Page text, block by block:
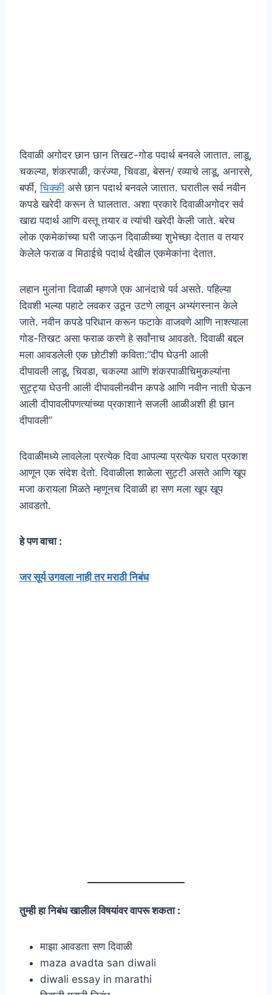
दिवाळी अगोदर छान छान तिखट-गोड पदार्थ बनवले जातात. लाडू,
चकल्या, शंकरपाळी, करंज्या, चिवडा, बेसन/ रव्याचे लाडू, अनारसे,
बर्फी,चिक्की असे छान पदार्थ बनवले जातात. घरातील सर्व नवीन
कपडे खरेदी करून ते घालतात. अशा प्रकारे दिवाळीअगोदर सर्व
खाद्य पदार्थ आणि वस्तू तयार व त्यांची खरेदी केली जाते. बरेच
लोक एकमेकांच्या घरी जाऊन दिवाळीच्या शुभेच्छा देतात व तयार
केलेले फराळ व मिठाईचे पदार्थ देखील एकमेकांना देतात.
लहान मुलांना दिवाळी म्हणजे एक आनंदाचे पर्व असते. पहिल्या
दिवशी भल्या पहाटे लवकर उठून उटणे लावून अभ्यंगस्नान केले
जाते. नवीन कपडे परिधान करून फटाके वाजवणे आणि नाश्त्याला
गोड-तिखट असा फराळ करणे हे सर्वांनाच आवडते. दिवाळी बद्दल
मला आवडलेली एक छोटीशी कविता:“दीप घेउनी आली
दीपावली लाडू, चिवडा, चकल्या आणि शंकरपाळीचिमुकल्यांना
सुट्ट्या घेउनी आली दीपावलीनवीन कपडे आणि नवीन नाती घेऊन
आली दीपावलीपणत्यांच्या प्रकाशाने सजली आळीअशी ही छान
दीपावली”
दिवाळीमध्ये लावलेला प्रत्येक दिवा आपल्या प्रत्येक घरात प्रकाश
आणून एक संदेश देतो. दिवाळीला शाळेला सुट्टी असते आणि खूप
मजा करायला मिळते म्हणूनच दिवाळी हा सण मला खूप खूप
आवडतो.
हे पण वाचा :
जर सूर्य उगवला नाही तर मराठी निबंध
तुम्ही हा निबंध खालील विषयांवर वापरू शकता :
माझा आवडता सण दिवाळी
maza avadta san diwali
diwali essay in marathi